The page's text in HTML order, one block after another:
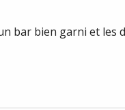
bar bien garni et